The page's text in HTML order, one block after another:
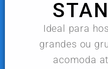
Ideal para
grandes ou
acomoda